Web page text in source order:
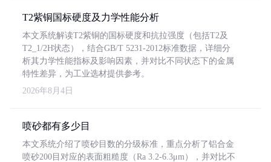
T2紫铜国标硬度及力学性能分析
本文系统解读T2紫铜的国标硬度和抗拉强度（包括T2及
T2_1/2H状态），结合GB/T 5231-2012标准数据，详细分
析其力学性能指标及影响因素，并对比不同状态下的金属
特性差异，为工业选材提供参考。
2026年8月4日
喷砂都有多少目
本文系统介绍了喷砂目数的分级标准，重点分析了铝合金
喷砂200目对应的表面粗糙度（Ra 3.2-6.3μm），并对比不